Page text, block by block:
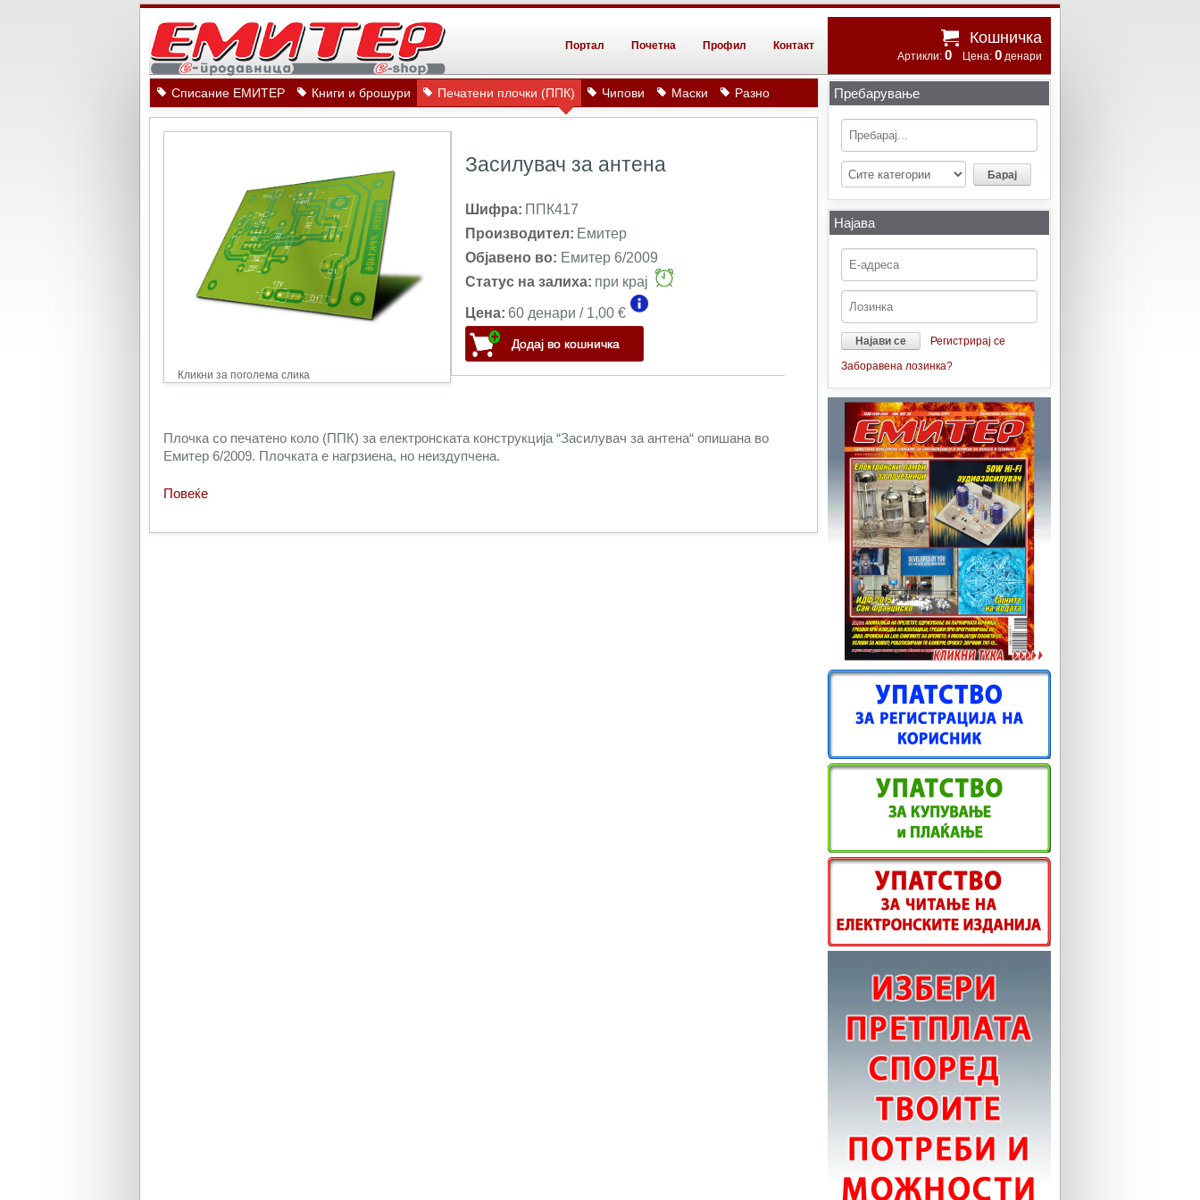
Кошничка
Артикли: 0 Цена: 0 денари
Портал Почетна Профил Контакт
Списание ЕМИТЕР Книги и брошури Печатени плочки (ППК) Чипови Маски Разно
Кликни за поголема слика
Засилувач за антена
Шифра: ППК417
Производител: Емитер
Објавено во: Емитер 6/2009
Статус на залиха: при крај
Цена: 60 денари / 1,00 €
Плочка со печатено коло (ППК) за електронската конструкција “Засилувач за антена“ опишана во
Емитер 6/2009. Плочката е нагрзиена, но неиздупчена.
Повеќе
Пребарување
Најава
Регистрирај се
Заборавена лозинка?